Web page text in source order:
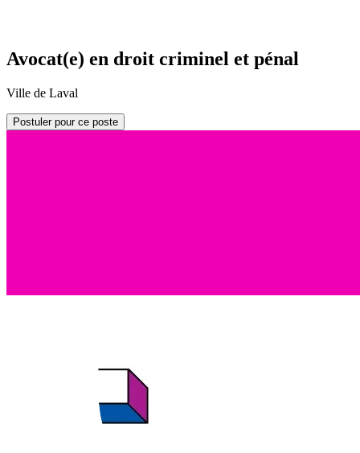
Avocat(e) en droit criminel et pénal
Ville de Laval
Postuler pour ce poste